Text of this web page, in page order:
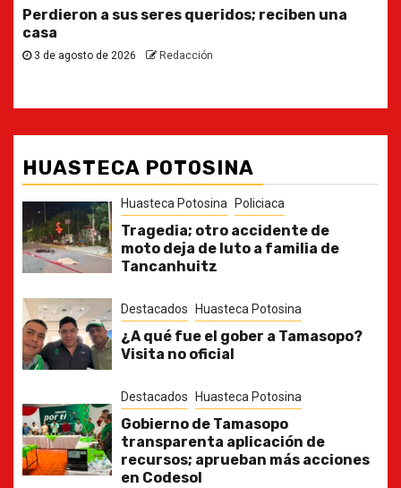
Ya casi, el quinto informe del Gobernador
30 de julio de 2026
HUASTECA POTOSINA
Huasteca Potosina Policiaca
Tragedia; otro accidente de
moto deja de luto a familia de
Tancanhuitz
Destacados Huasteca Potosina
¿A qué fue el gober a Tamasopo?
Visita no oficial
Destacados Huasteca Potosina
Gobierno de Tamasopo
transparenta aplicación de
recursos; aprueban más acciones
en Codesol